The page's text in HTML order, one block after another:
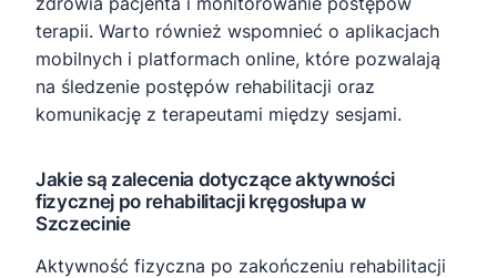
terapii. Warto również wspomnieć o aplikacjach
mobilnych i platformach online, które pozwalają
na śledzenie postępów rehabilitacji oraz
komunikację z terapeutami między sesjami.
Jakie są zalecenia dotyczące aktywności
fizycznej po rehabilitacji kręgosłupa w
Szczecinie
Aktywność fizyczna po zakończeniu rehabilitacji